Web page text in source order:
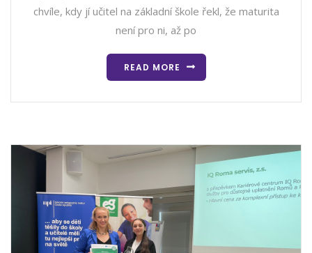
chvíle, kdy jí učitel na základní škole řekl, že maturita
není pro ni, až po
READ MORE